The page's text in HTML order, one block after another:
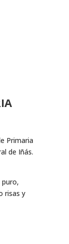
Primaria
de Iñás.
risas y